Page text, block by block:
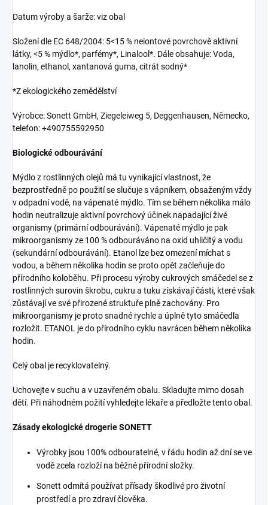
Datum výroby a šarže: viz obal
Složení dle EC 648/2004: 5<15 % neiontové povrchově aktivní
látky, <5 % mýdlo*, parfémy*, Linalool*. Dále obsahuje: Voda,
lanolin, ethanol, xantanová guma, citrát sodný*
*Z ekologického zemědělství
Výrobce: Sonett GmbH, Ziegeleiweg 5, Deggenhausen, Německo,
telefon: +490755592950
Biologické odbourávání
Mýdlo z rostlinných olejů má tu vynikající vlastnost, že
bezprostředně po použití se slučuje s vápníkem, obsaženým vždy
v odpadní vodě, na vápenaté mýdlo. Tím se během několika málo
hodin neutralizuje aktivní povrchový účinek napadající živé
organismy (primární odbourávání). Vápenaté mýdlo je pak
mikroorganismy ze 100 % odbouráváno na oxid uhličitý a vodu
(sekundární odbourávání). Etanol lze bez omezení míchat s
vodou, a během několika hodin se proto opět začleňuje do
přírodního koloběhu. Při procesu výroby cukrových smáčedel se z
rostlinných surovin škrobu, cukru a tuku získávají části, které však
zůstávají ve své přirozené struktuře plně zachovány. Pro
mikroorganismy je proto snadné rychle a úplně tyto smáčedla
rozložit. ETANOL je do přírodního cyklu navrácen během několika
hodin.
Celý obal je recyklovatelný.
Uchovejte v suchu a v uzavřeném obalu. Skladujte mimo dosah
dětí. Při náhodném požití vyhledejte lékaře a předložte tento obal.
Zásady ekologické drogerie SONETT
Výrobky jsou 100% odbouratelné, v řádu hodin až dní se ve
vodě zcela rozloží na běžné přírodní složky.
Sonett odmítá používat přísady škodlivé pro životní
prostředí a pro zdraví člověka.